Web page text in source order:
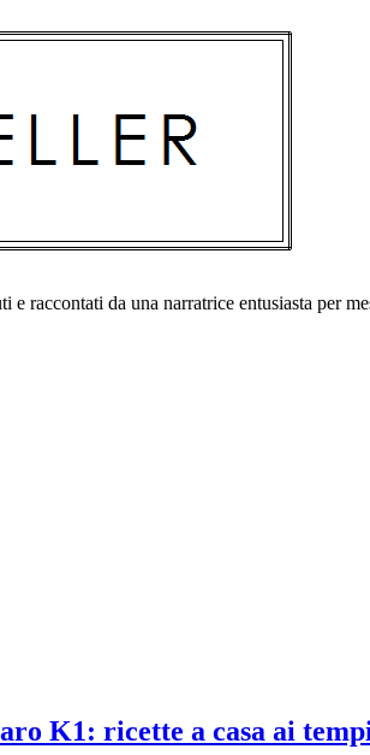
da una narratrice entusiasta per
K1: ricette a casa ai